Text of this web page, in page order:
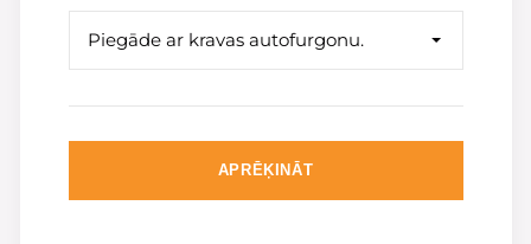
Piegāde ar kravas autofurgonu.
APRĒĶINĀT